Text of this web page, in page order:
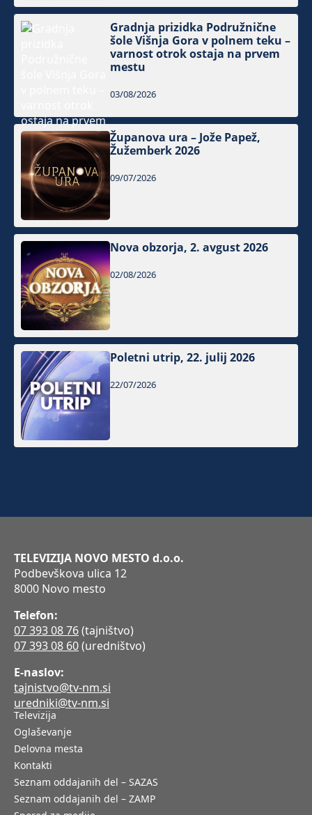
Gradnja prizidka Podružnične
šole Višnja Gora v polnem teku –
varnost otrok ostaja na prvem
mestu
03/08/2026
Županova ura – Jože Papež,
Žužemberk 2026
09/07/2026
Nova obzorja, 2. avgust 2026
02/08/2026
Poletni utrip, 22. julij 2026
22/07/2026
TELEVIZIJA NOVO MESTO d.o.o.
Podbevškova ulica 12
8000 Novo mesto
Telefon:
07 393 08 76(tajništvo)
07 393 08 60(uredništvo)
E-naslov:
tajnistvo@tv-nm.si
uredniki@tv-nm.si
Televizija
Oglaševanje
Delovna mesta
Kontakti
Seznam oddajanih del – SAZAS
Seznam oddajanih del – ZAMP